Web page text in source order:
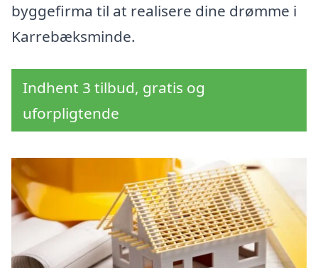
byggefirma til at realisere dine drømme i
Karrebæksminde.
Indhent 3 tilbud, gratis og
uforpligtende